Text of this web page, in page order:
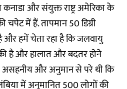
और संयुक्त राष्ट्र अमेरिका के
चपेट में हैं. तापमान 50 डिग्री
हमें चेता रहा है कि जलवायु
है और हालात और बदतर होने
असहनीय और अनुमान से परे थी कि
में अनुमानित 500 लोगों की